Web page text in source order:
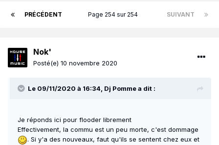
PRÉCÉDENT SUIVANT
Page 254 sur 254
Nok'
Posté(e) 10 novembre 2020
Le 09/11/2020 à 16:34, Dj Pommea dit :
Je réponds ici pour flooder librement
Effectivement, la commu est un peu morte, c'est dommage
. Si y'a des nouveaux, faut qu'ils se sentent chez eux et